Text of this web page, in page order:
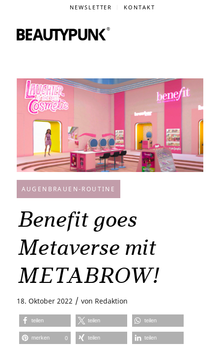
NEWSLETTER KONTAKT
AUGENBRAUEN-ROUTINE
Benefit goes
Metaverse mit
METABROW!
18. Oktober 2022 / von Redaktion
teilen teilen teilen
merken 0 teilen teilen